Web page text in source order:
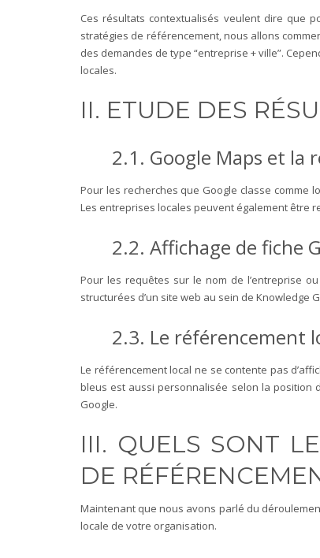
Ces résultats contextualisés veulent dire que
stratégies de référencement, nous allons
des demandes de type “entreprise + ville”.
locales.
II. ETUDE DES
2.1. Google Maps et la
Pour les recherches que Google classe comme
Les entreprises locales peuvent également être
2.2. Affichage de fiche
Pour les requêtes sur le nom de l’entreprise
structurées d’un site web au sein de Knowledge
2.3. Le référencement
Le référencement local ne se contente pas
bleus est aussi personnalisée selon la position
Google.
III. QUELS SONT
DE
Maintenant que nous avons parlé du
locale de votre organisation.